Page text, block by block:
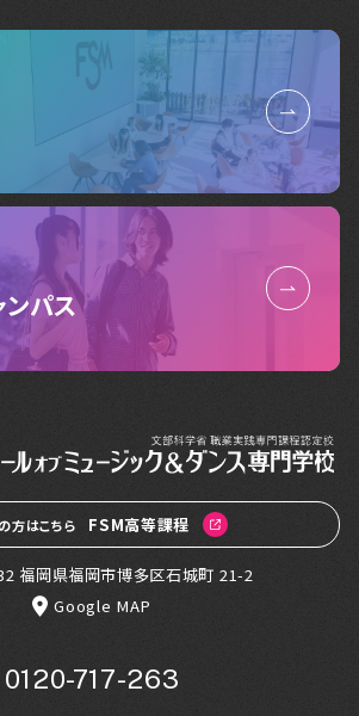
ンパス
方はこちら FSM高等課程
福岡県福岡市博多区石城町 21-2
Google MAP
0120-717-263